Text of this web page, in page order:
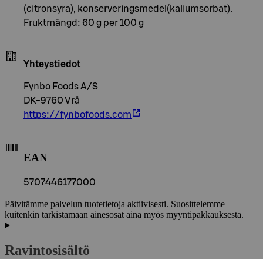
(citronsyra), konserveringsmedel(kaliumsorbat).
Fruktmängd: 60 g per 100 g
Yhteystiedot
Fynbo Foods A/S
DK-9760 Vrå
https://fynbofoods.com
EAN
5707446177000
Päivitämme palvelun tuotetietoja aktiivisesti. Suosittelemme
kuitenkin tarkistamaan ainesosat aina myös myyntipakkauksesta.
Ravintosisältö